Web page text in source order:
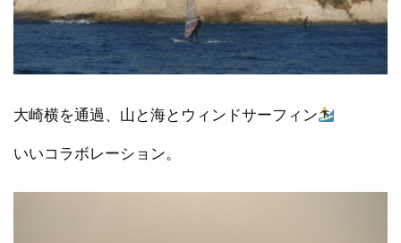
大崎横を通過、山と海とウィンドサーフィン
いいコラボレーション。